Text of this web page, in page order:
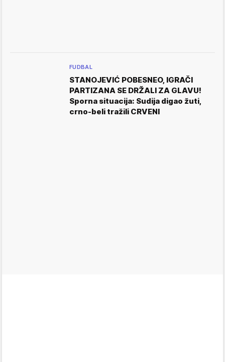
FUDBAL
STANOJEVIĆ POBESNEO, IGRAČI
PARTIZANA SE DRŽALI ZA GLAVU!
Sporna situacija: Sudija digao žuti,
crno-beli tražili CRVENI